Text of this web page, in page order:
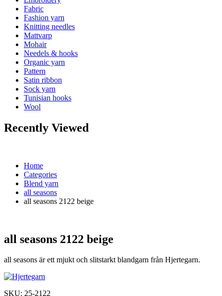
Fabric
Fashion yarn
Knitting needles
Mattvarp
Mohair
Needels & hooks
Organic yarn
Pattern
Satin ribbon
Sock yarn
Tunisian hooks
Wool
Recently Viewed
Home
Categories
Blend yarn
all seasons
all seasons 2122 beige
all seasons 2122 beige
all seasons är ett mjukt och slitstarkt blandgarn från Hjertegarn.
SKU: 25-2122